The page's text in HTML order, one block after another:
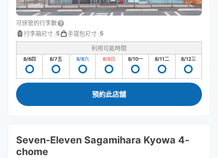
可保管的行李數
行李箱尺寸 :5 手提包尺寸 :5
利用可能時間
8/6四 8/7五 8/8六 8/9日 8/10一 8/11二 8/12三
預約此店舖
Seven-Eleven Sagamihara Kyowa 4-
chome